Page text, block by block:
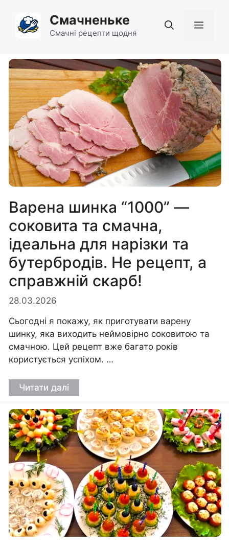
вмісту
Смачненьке
Смачні рецепти щодня
Варена шинка “1000” —
соковита та смачна,
ідеальна для нарізки та
бутербродів. Не рецепт, а
справжній скарб!
28.03.2026
Сьогодні я покажу, як приготувати варену
шинку, яка виходить неймовірно соковитою та
смачною. Цей рецепт вже багато років
користується успіхом. …
Читати далі